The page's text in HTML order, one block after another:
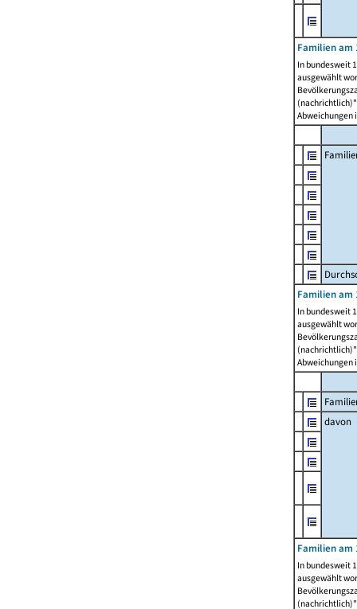
Familien am
In bundesweit
ausgewählt
Abweichungen
Familien am
In bundesweit
ausgewählt
Abweichungen
davon
Familien am
In bundesweit
ausgewählt